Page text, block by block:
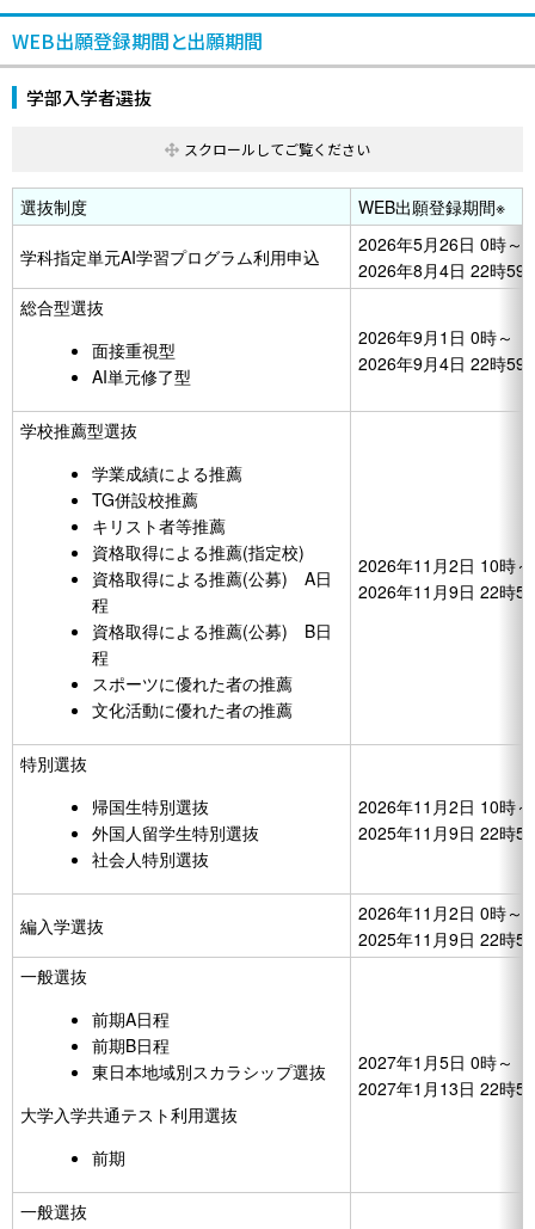
WEB出願登録期間と出願期間
学部入学者選抜
選抜制度 WEB出願登録期間※
学科指定単元AI学習プログラム利用申込
2026年5月26日 0時～
2026年8月4日 22時59
総合型選抜
面接重視型
AI単元修了型
2026年9月1日 0時～
2026年9月4日 22時59
学校推薦型選抜
学業成績による推薦
TG併設校推薦
キリスト者等推薦
資格取得による推薦(指定校)
資格取得による推薦(公募) A日
程
資格取得による推薦(公募) B日
程
スポーツに優れた者の推薦
文化活動に優れた者の推薦
2026年11月2日 10時～
2026年11月9日 22時
特別選抜
帰国生特別選抜
外国人留学生特別選抜
社会人特別選抜
2026年11月2日 10時～
2025年11月9日 22時
編入学選抜
2026年11月2日 0時～
2025年11月9日 22時
一般選抜
前期A日程
前期B日程
東日本地域別スカラシップ選抜
大学入学共通テスト利用選抜
前期
2027年1月5日 0時～
2027年1月13日 22時
一般選抜